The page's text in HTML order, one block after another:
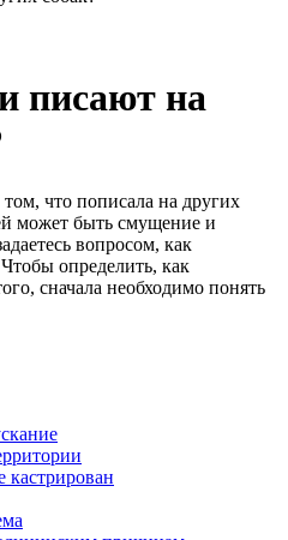
писают на
что пописала на других
может быть смущение и
вопросом, как
определить, как
сначала необходимо понять
кастрирован